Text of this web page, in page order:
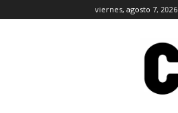
viernes, agosto 7, 2026
Noticias